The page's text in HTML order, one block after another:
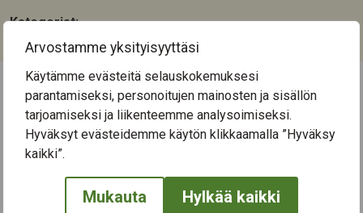
Arvostamme yksityisyyttäsi
Käytämme evästeitä selauskokemuksesi
parantamiseksi, personoitujen mainosten ja sisällön
tarjoamiseksi ja liikenteemme analysoimiseksi.
Hyväksyt evästeidemme käytön klikkaamalla ”Hyväksy
kaikki”.
Mukauta Hylkää kaikki
Kategoriat:
Luennot ja tapahtumat
← Näytä kaikki tapahtumat